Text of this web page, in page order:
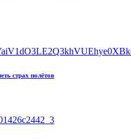
страх полётов